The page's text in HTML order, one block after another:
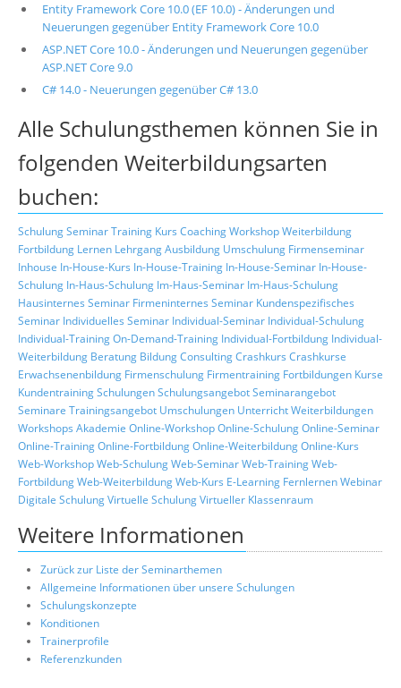
Entity Framework Core 10.0 (EF 10.0) - Änderungen und
Neuerungen gegenüber Entity Framework Core 10.0
ASP.NET Core 10.0 - Änderungen und Neuerungen gegenüber
ASP.NET Core 9.0
C# 14.0 - Neuerungen gegenüber C# 13.0
Alle Schulungsthemen können Sie in
folgenden Weiterbildungsarten
buchen:
SchulungSeminarTraining Kurs CoachingWorkshopWeiterbildung
Fortbildung Lernen LehrgangAusbildung Umschulung Firmenseminar
Inhouse In-House-Kurs In-House-Training In-House-Seminar In-House-
Schulung In-Haus-Schulung Im-Haus-Seminar Im-Haus-Schulung
Hausinternes Seminar Firmeninternes Seminar Kundenspezifisches
Seminar Individuelles Seminar Individual-Seminar Individual-Schulung
Individual-TrainingOn-Demand-Training Individual-Fortbildung Individual-
Weiterbildung Beratung BildungConsultingCrashkurs Crashkurse
Erwachsenenbildung Firmenschulung Firmentraining Fortbildungen Kurse
KundentrainingSchulungenSchulungsangebotSeminarangebot
Seminare Trainingsangebot Umschulungen UnterrichtWeiterbildungen
Workshops Akademie Online-WorkshopOnline-SchulungOnline-Seminar
Online-TrainingOnline-FortbildungOnline-WeiterbildungOnline-Kurs
Web-WorkshopWeb-SchulungWeb-SeminarWeb-TrainingWeb-
FortbildungWeb-WeiterbildungWeb-Kurs E-Learning FernlernenWebinar
Digitale SchulungVirtuelle SchulungVirtueller Klassenraum
Weitere Informationen
Zurück zur Liste der Seminarthemen
Allgemeine Informationen über unsere Schulungen
Schulungskonzepte
Konditionen
Trainerprofile
Referenzkunden